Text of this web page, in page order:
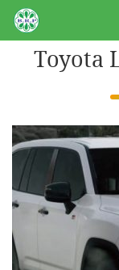
SkipBRPAUTO.COM
Toyota